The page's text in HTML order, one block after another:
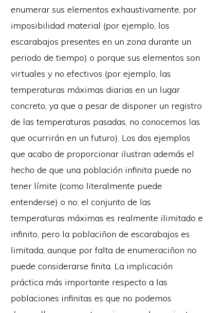
enumerar sus elementos exhaustivamente, por
imposibilidad material (por ejemplo, los
escarabajos presentes en un zona durante un
periodo de tiempo) o porque sus elementos son
virtuales y no efectivos (por ejemplo, las
temperaturas máximas diarias en un lugar
concreto, ya que a pesar de disponer un registro
de las temperaturas pasadas, no conocemos las
que ocurrirán en un futuro). Los dos ejemplos
que acabo de proporcionar ilustran además el
hecho de que una población infinita puede no
tener límite (como literalmente puede
entenderse) o no: el conjunto de las
temperaturas máximas es realmente ilimitado e
infinito, pero la poblaciñon de escarabajos es
limitada, aunque por falta de enumeraciñon no
puede considerarse finita. La implicación
práctica más importante respecto a las
poblaciones infinitas es que no podemos